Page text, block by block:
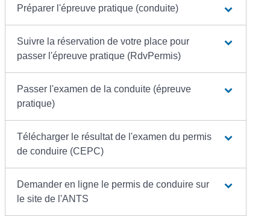
Préparer l'épreuve pratique (conduite)
Suivre la réservation de votre place pour
passer l'épreuve pratique (RdvPermis)
Passer l'examen de la conduite (épreuve
pratique)
Télécharger le résultat de l'examen du permis
de conduire (CEPC)
Demander en ligne le permis de conduire sur
le site de l'ANTS